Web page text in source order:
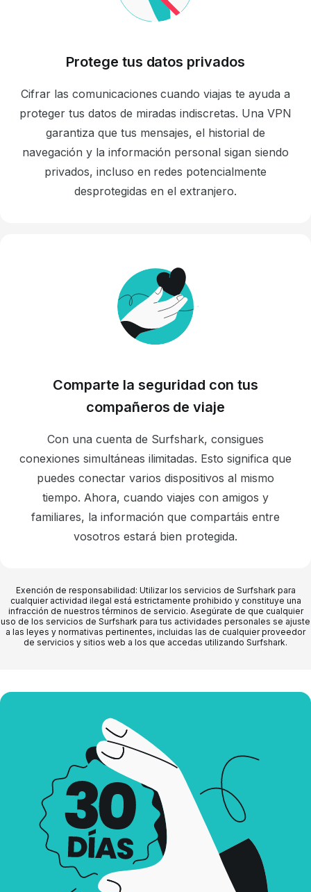
Protege tus datos privados
Cifrar las comunicaciones cuando viajas te ayuda a
proteger tus datos de miradas indiscretas. Una VPN
garantiza que tus mensajes, el historial de
navegación y la información personal sigan siendo
privados, incluso en redes potencialmente
desprotegidas en el extranjero.
Comparte la seguridad con tus
compañeros de viaje
Con una cuenta de Surfshark, consigues
conexiones simultáneas ilimitadas. Esto significa que
puedes conectar varios dispositivos al mismo
tiempo. Ahora, cuando viajes con amigos y
familiares, la información que compartáis entre
vosotros estará bien protegida.
Exención de responsabilidad: Utilizar los servicios de Surfshark para
cualquier actividad ilegal está estrictamente prohibido y constituye una
infracción de nuestros términos de servicio. Asegúrate de que cualquier
uso de los servicios de Surfshark para tus actividades personales se ajuste
a las leyes y normativas pertinentes, incluidas las de cualquier proveedor
de servicios y sitios web a los que accedas utilizando Surfshark.